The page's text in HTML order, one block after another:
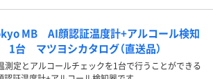
MB AI顔認証温度計+アルコール検知
台 マツヨシカタログ（直送品）
測定とアルコールチェックを1台で行うことができる